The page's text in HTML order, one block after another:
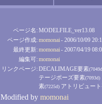
ページ名: MODELFILE_ver13.08
ページ作成: momonai - 2006/10/09
最終更新: momonai - 2007/04/19
編集可: momonai
リンクページ: DECALIMAGE要素
テージポーズ要素(7093d)
素(7225d) アトリビュー
Modified by momonai